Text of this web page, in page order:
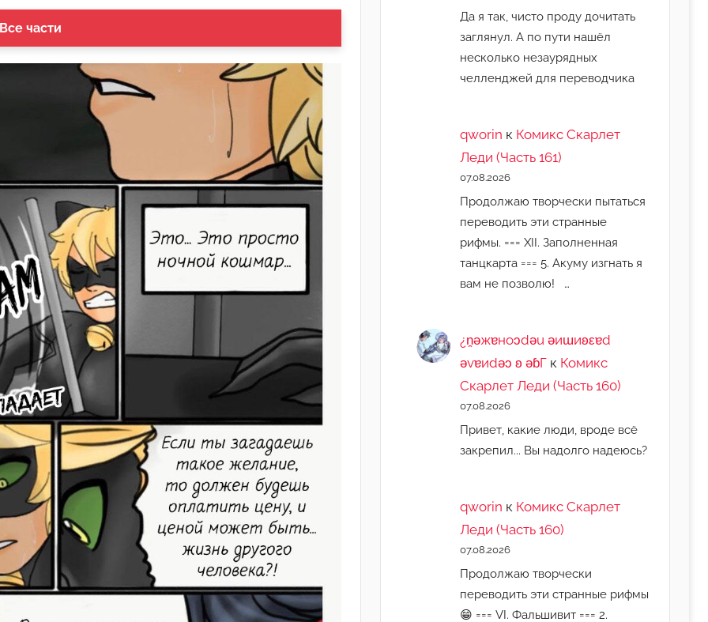
части
Да я так, чисто проду дочитать
заглянул. А по пути нашёл
несколько незаурядных
челленджей для переводчика
qworin к Комикс Скарлет
Леди (Часть 161)
07.08.2026
Продолжаю творчески пытаться
переводить эти странные
рифмы. === XII. Заполненная
танцкарта === 5. Акуму изгнать я
вам не позволю! …
¿n̯ǝжɐноɔdǝu ǝиɯиʚεɐd
ǝvɐиdǝɔ ʚ ǝɓГ к Комикс
Скарлет Леди (Часть 160)
07.08.2026
Привет, какие люди, вроде всё
закрепил... Вы надолго надеюсь?
qworin к Комикс Скарлет
Леди (Часть 160)
07.08.2026
Продолжаю творчески
переводить эти странные рифмы
😁 === VI. Фальшивит === 2.